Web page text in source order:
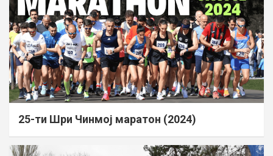
25-ти Шри Чинмој маратон (2024)